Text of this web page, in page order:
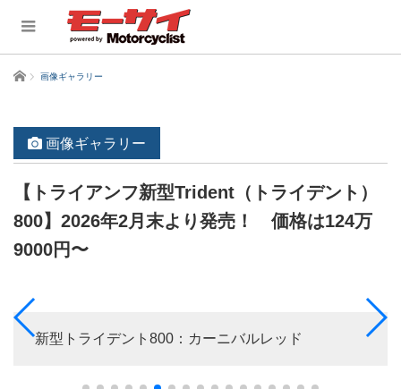
ホーム 画像ギャラリー
画像ギャラリー
【トライアンフ新型Trident（トライデント）
800】2026年2月末より発売！ 価格は124万
9000円〜
新型トライデント800：カーニバルレッド